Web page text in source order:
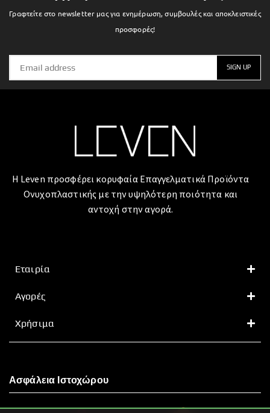
Γραφτείτε στο newsletter μας για ενημέρωση, συμβουλές και αποκλειστικές
προσφορές!
Η Leven προσφέρει κορυφαία Επαγγελματικά Προϊόντα
Ονυχοπλαστικής με την υψηλότερη ποιότητα και
αντοχή στην αγορά.
Εταιρία
Αγορές
Χρήσιμα
Ασφάλεια Ιστοχώρου